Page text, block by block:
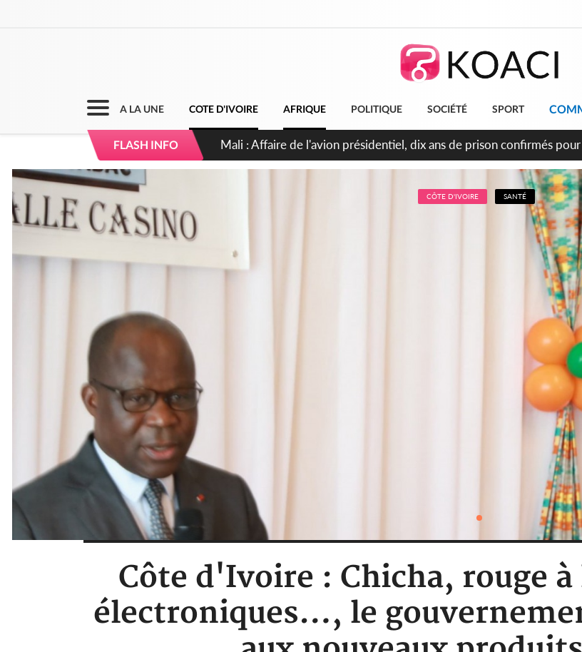
A LA UNE COTE D'IVOIRE AFRIQUE POLITIQUE SOCIÉTÉ SPORT
FLASH INFO Nigeria : Le Togo et le Cameroun principaux acheteurs des produits
CÔTE D'IVOIRE SANTÉ
Côte d'Ivoire : Chicha, rouge
électroniques…, le